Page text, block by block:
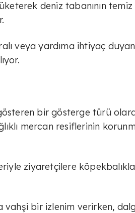
deniz tabanının temiz
veya yardıma ihtiyaç duyan
gösteren bir gösterge türü
mercan resiflerinin
ziyaretçilere
vahşi bir izlenim verirken,